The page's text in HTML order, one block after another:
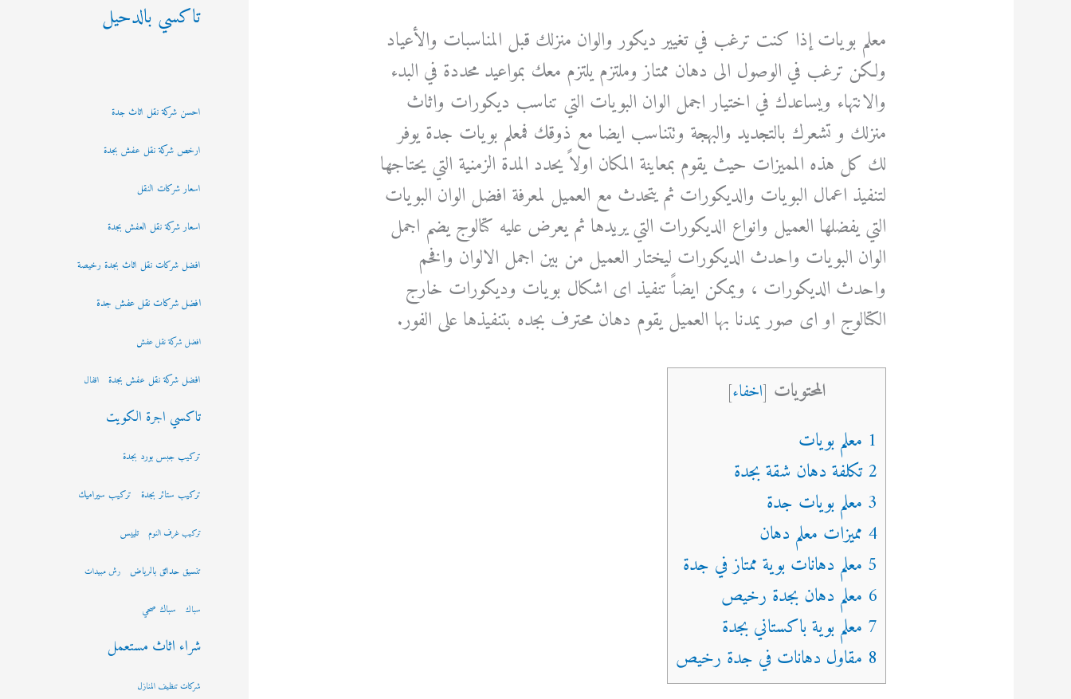
معلم بويات إذا كنت ترغب في تغيير ديكور والوان منزلك قبل المناسبات والأعياد
ولكن ترغب في الوصول الى دهان ممتاز وملتزم يلتزم معك بمواعيد محددة في البدء
والانتهاء ويساعدك في اختيار اجمل الوان البويات التي تناسب ديكورات واثاث
منزلك و تشعرك بالتجديد والبهجة وتتناسب ايضا مع ذوقك فمعلم بويات جدة يوفر
لك كل هذه المميزات حيث يقوم بمعاينة المكان اولاً يحدد المدة الزمنية التي يحتاجها
لتنفيذ اعمال البويات والديكورات ثم يتحدث مع العميل لمعرفة افضل الوان البويات
التي يفضلها العميل وانواع الديكورات التي يريدها ثم يعرض عليه كتالوج يضم اجمل
الوان البويات واحدث الديكورات ليختار العميل من بين اجمل الالوان وافخم
واحدث الديكورات ، ويمكن ايضاً تنفيذ اى اشكال بويات وديكورات خارج
الكتالوج او اى صور يمدنا بها العميل يقوم دهان محترف بجده بتنفيذها على الفور.
المحتويات [اخفاء]
1 معلم بويات
2 تكلفة دهان شقة بجدة
3 معلم بويات جدة
4 مميزات معلم دهان
5 معلم دهانات بوية ممتاز في جدة
6 معلم دهان بجدة رخيص
7 معلم بوية باكستاني بجدة
8 مقاول دهانات في جدة رخيص
تاكسي بالدحيل
احسن شركة نقل اثاث جدة
ارخص شركة نقل عفش بجدة
اسعار شركات النقل
اسعار شركة نقل العفش بجدة
افضل شركات نقل اثاث بجدة رخيصة
افضل شركات نقل عفش جدة
افضل شركة نقل عفش
افضل شركة نقل عفش بجدة اقفال
تاكسي اجرة الكويت
تركيب جبس بورد بجدة
تركيب ستائر بجدة تركيب سيراميك
تركيب غرف النوم تلييس
تنسيق حدائق بالرياض رش مبيدات
سباك سباك صحي
شراء اثاث مستعمل
شركات تنظيف المنازل